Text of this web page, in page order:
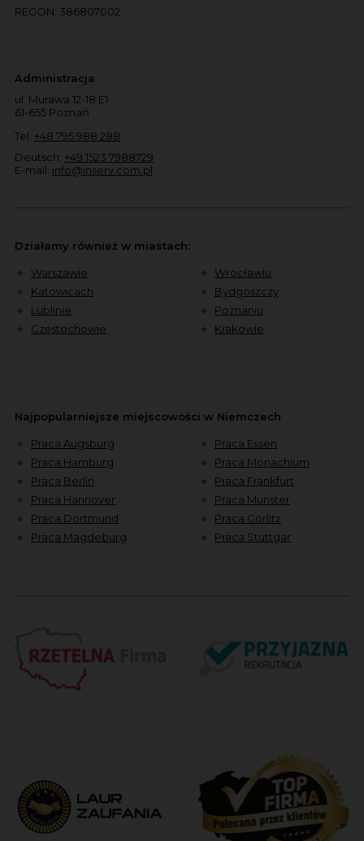
REGON: 386807002
Administracja
ul. Murawa 12-18 E1
61-655 Poznań
Tel: +48 795 988 288
Deutsch: +49 1523 7988729
E-mail: info@inserv.com.pl
Działamy również w miastach:
Warszawie
Katowicach
Lublinie
Częstochowie
Wrocławiu
Bydgoszczy
Poznaniu
Krakowie
Najpopularniejsze miejscowości w Niemczech
Praca Augsburg
Praca Hamburg
Praca Berlin
Praca Hannover
Praca Dortmund
Praca Magdeburg
Praca Essen
Praca Monachium
Praca Frankfurt
Praca Munster
Praca Görlitz
Praca Stuttgar